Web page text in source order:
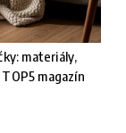
materiály,
magazín